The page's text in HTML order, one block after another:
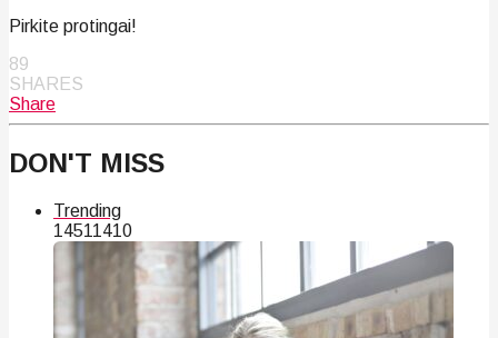
Pirkite protingai!
89
SHARES
Share
DON'T MISS
Trending
14511410